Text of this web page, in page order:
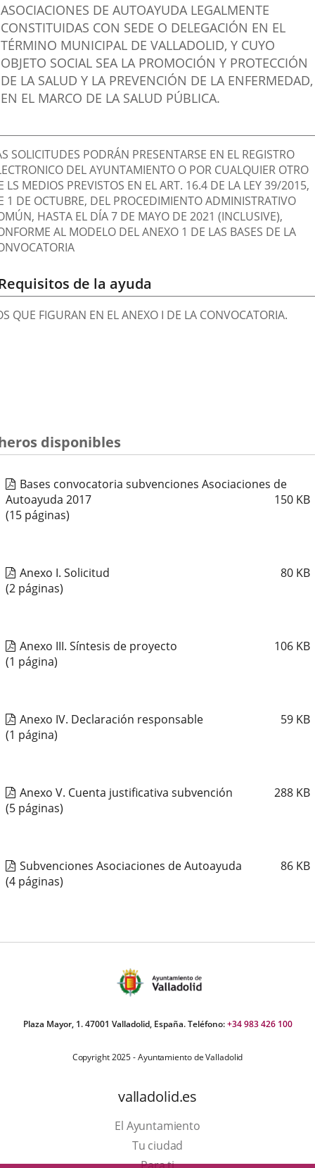
Destinatarios
ayuda
ASOCIACIONES DE AUTOAYUDA LEGALMENTE
CONSTITUIDAS CON SEDE O DELEGACIÓN EN EL
TÉRMINO MUNICIPAL DE VALLADOLID, Y CUYO
OBJETO SOCIAL SEA LA PROMOCIÓN Y PROTECCIÓN
DE LA SALUD Y LA PREVENCIÓN DE LA ENFERMEDAD,
EN EL MARCO DE LA SALUD PÚBLICA.
SOLICITUDES PODRÁN PRESENTARSE EN EL REGISTRO
DEL AYUNTAMIENTO O POR CUALQUIER OTRO
LS MEDIOS PREVISTOS EN EL ART. 16.4 DE LA LEY 39/2015,
1 DE OCTUBRE, DEL PROCEDIMIENTO ADMINISTRATIVO
HASTA EL DÍA 7 DE MAYO DE 2021 (INCLUSIVE),
AL MODELO DEL ANEXO 1 DE LAS BASES DE LA
de la ayuda
QUE FIGURAN EN EL ANEXO I DE LA CONVOCATORIA.
disponibles
Bases convocatoria subvenciones Asociaciones de
Autoayuda 2017
150 KB
(15 páginas)
Anexo I. Solicitud 80 KB
(2 páginas)
Anexo III. Síntesis de proyecto 106 KB
(1 página)
Anexo IV. Declaración responsable 59 KB
(1 página)
Anexo V. Cuenta justificativa subvención 288 KB
(5 páginas)
Subvenciones Asociaciones de Autoayuda 86 KB
(4 páginas)
Plaza Mayor, 1. 47001 Valladolid, España. Teléfono:+34 983 426 100
Copyright 2025 - Ayuntamiento de Valladolid
valladolid.es
El Ayuntamiento
Tu ciudad